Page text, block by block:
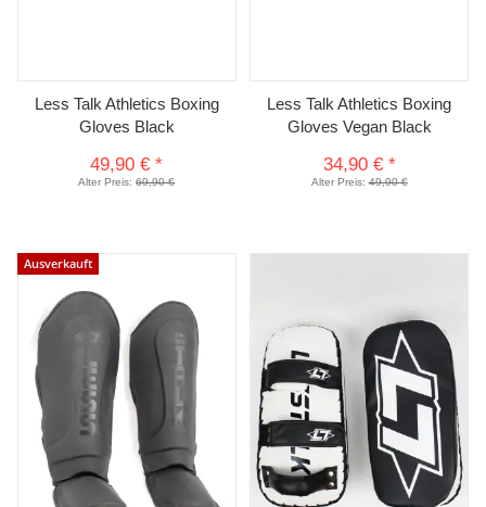
Less Talk Athletics Boxing
Gloves Black
49,90 €*
Alter Preis:69,90 €
Less Talk Athletics Boxing
Gloves Vegan Black
34,90 € *
Alter Preis:49,90 €
Ausverkauft